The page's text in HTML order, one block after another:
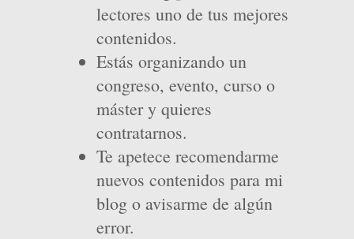
lectores uno de tus mejores
contenidos.
Estás organizando un
congreso, evento, curso o
máster y quieres
contratarnos.
Te apetece recomendarme
nuevos contenidos para mi
blog o avisarme de algún
error.